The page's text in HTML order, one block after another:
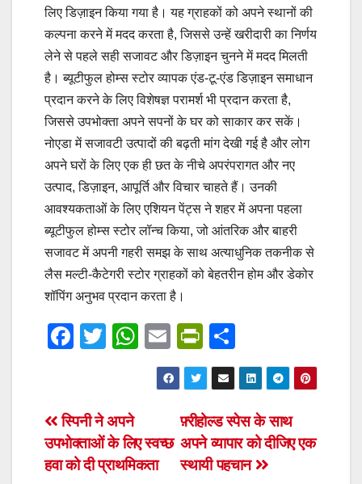
लिए डिज़ाइन किया गया है। यह ग्राहकों को अपने स्थानों की
कल्पना करने में मदद करता है, जिससे उन्हें खरीदारी का निर्णय
लेने से पहले सही सजावट और डिज़ाइन चुनने में मदद मिलती
है। ब्यूटीफुल होम्स स्टोर व्यापक एंड-टू-एंड डिज़ाइन समाधान
प्रदान करने के लिए विशेषज्ञ परामर्श भी प्रदान करता है,
जिससे उपभोक्ता अपने सपनों के घर को साकार कर सकें।
नोएडा में सजावटी उत्पादों की बढ़ती मांग देखी गई है और लोग
अपने घरों के लिए एक ही छत के नीचे अपरंपरागत और नए
उत्पाद, डिज़ाइन, आपूर्ति और विचार चाहते हैं। उनकी
आवश्यकताओं के लिए एशियन पेंट्स ने शहर में अपना पहला
ब्यूटीफुल होम्स स्टोर लॉन्च किया, जो आंतरिक और बाहरी
सजावट में अपनी गहरी समझ के साथ अत्याधुनिक तकनीक से
लैस मल्टी-कैटेगरी स्टोर ग्राहकों को बेहतरीन होम और डेकोर
शॉपिंग अनुभव प्रदान करता है।
F
e
b
o
T
er
W
at
A
p
E
m
ail
Pr
in
tF
ri
e
n
h
ar
e
Post
navigation
फ़्रीहोल्ड स्पेस के साथ
अपने व्यापार को दीजिए एक
स्थायी पहचान
स्पिनी ने अपने
उपभोक्ताओं के लिए स्वच्छ
हवा को दी प्राथमिकता